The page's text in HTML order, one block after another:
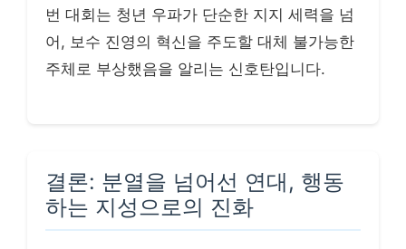
번 대회는 청년 우파가 단순한 지지 세력을 넘
어, 보수 진영의 혁신을 주도할 대체 불가능한
주체로 부상했음을 알리는 신호탄입니다.
결론: 분열을 넘어선 연대, 행동
하는 지성으로의 진화